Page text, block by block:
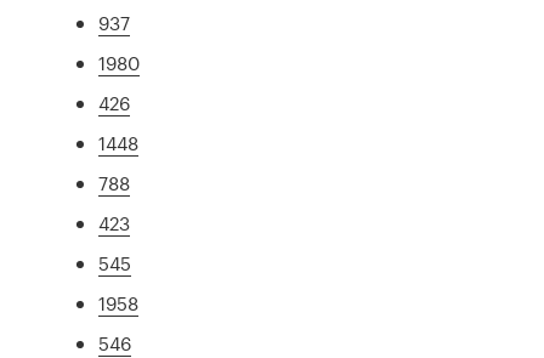
937
1980
426
1448
788
423
545
1958
546